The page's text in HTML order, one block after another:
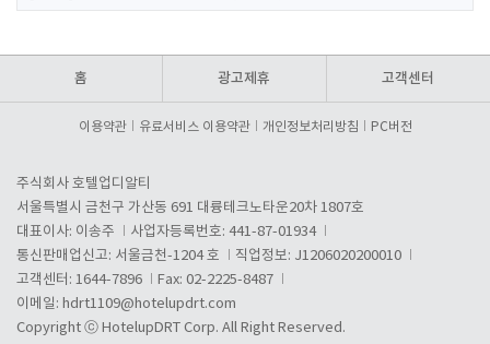
홈 광고제휴 고객센터
이용약관 유료서비스 이용약관 개인정보처리방침 PC버전
주식회사 호텔업디알티
서울특별시 금천구 가산동 691 대륭테크노타운20차 1807호
대표이사: 이송주
사업자등록번호: 441-87-01934
통신판매업신고: 서울금천-1204 호
직업정보: J1206020200010
고객센터: 1644-7896
Fax: 02-2225-8487
이메일: hdrt1109@hotelupdrt.com
Copyright ⓒ HotelupDRT Corp. All Right Reserved.